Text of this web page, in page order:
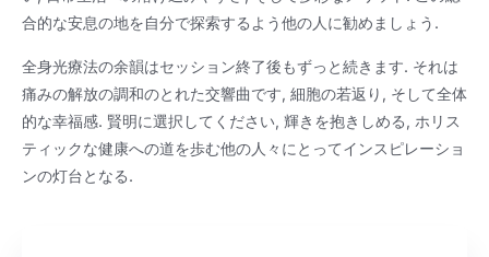
合的な安息の地を自分で探索するよう他の人に勧めましょう.
全身光療法の余韻はセッション終了後もずっと続きます. それは
痛みの解放の調和のとれた交響曲です, 細胞の若返り, そして全体
的な幸福感. 賢明に選択してください, 輝きを抱きしめる, ホリス
ティックな健康への道を歩む他の人々にとってインスピレーショ
ンの灯台となる.